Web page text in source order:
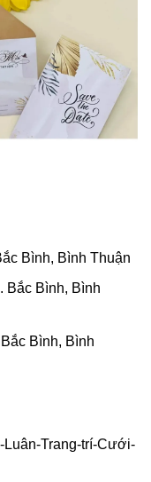
Bình, Bình Thuận
Bắc Bình, Bình
Bình, Bình
Trang-trí-Cưới-